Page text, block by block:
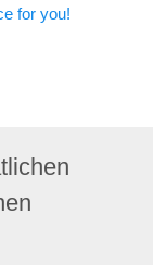
for you!